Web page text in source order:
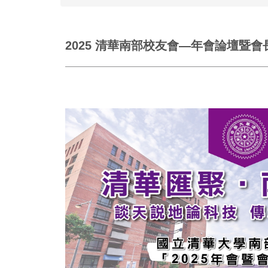
2025 清華南部校友會—年會論壇暨會